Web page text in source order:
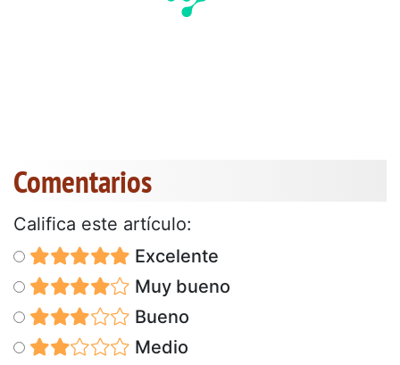
Comentarios
Califica este artículo:
Excelente
Muy bueno
Bueno
Medio